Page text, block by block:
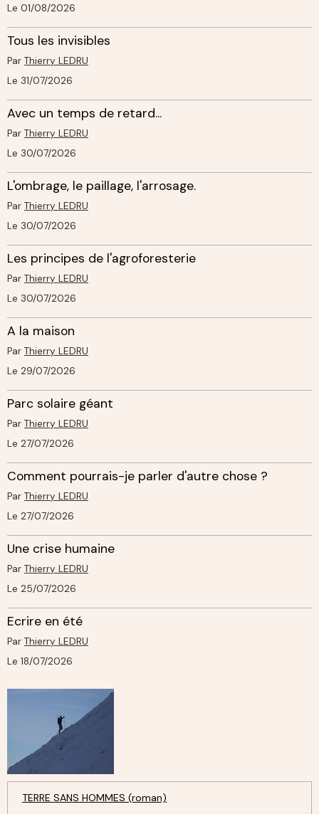
Le 01/08/2026
Tous les invisibles
Par Thierry LEDRU
Le 31/07/2026
Avec un temps de retard...
Par Thierry LEDRU
Le 30/07/2026
L'ombrage, le paillage, l'arrosage.
Par Thierry LEDRU
Le 30/07/2026
Les principes de l'agroforesterie
Par Thierry LEDRU
Le 30/07/2026
A la maison
Par Thierry LEDRU
Le 29/07/2026
Parc solaire géant
Par Thierry LEDRU
Le 27/07/2026
Comment pourrais-je parler d'autre chose ?
Par Thierry LEDRU
Le 27/07/2026
Une crise humaine
Par Thierry LEDRU
Le 25/07/2026
Ecrire en été
Par Thierry LEDRU
Le 18/07/2026
TERRE SANS HOMMES (roman)